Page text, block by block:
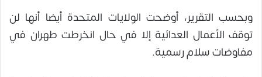
وبحسب التقرير، أوضحت الولايات المتحدة أيضا أنها لن
توقف الأعمال العدائية إلا في حال انخرطت طهران في
مفاوضات سلام رسمية.